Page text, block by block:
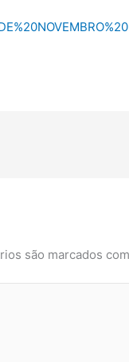
são marcados com